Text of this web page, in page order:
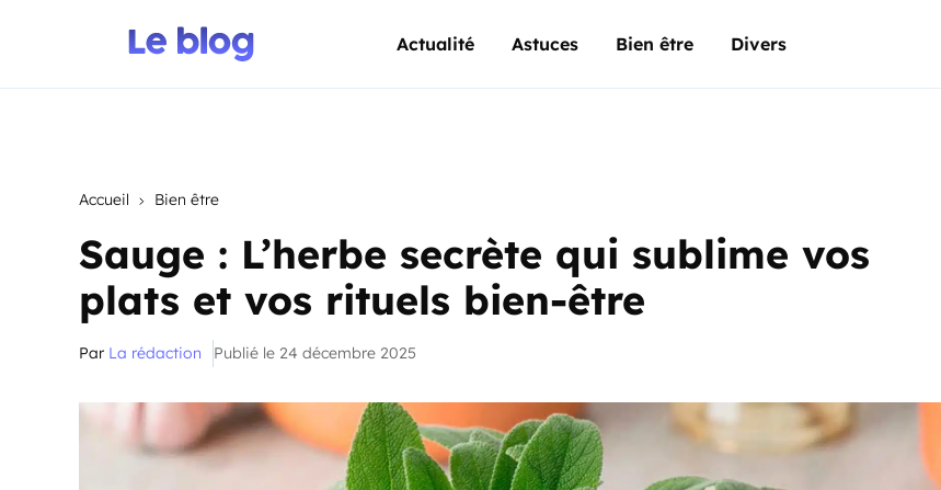
Actualité Astuces Bien être Divers
Accueil Bien être
Sauge : L’herbe secrète qui sublime vos
plats et vos rituels bien-être
Par La rédaction Publié le 24 décembre 2025